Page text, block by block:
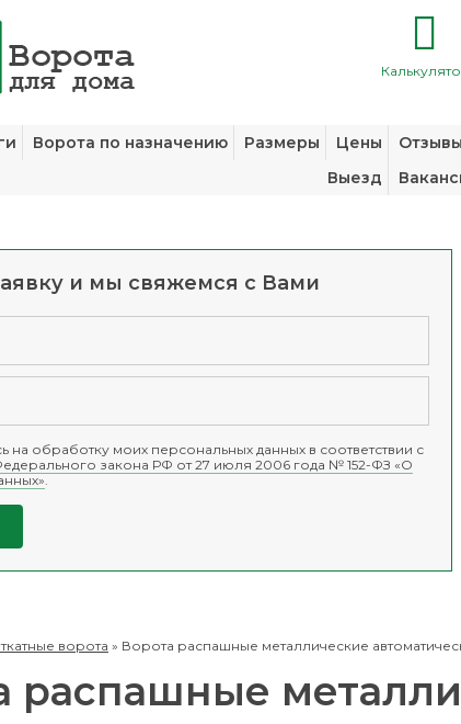
Ворота по назначению Размеры Цены Отзывы
Выезд
и мы свяжемся с Вами
на обработку моих персональных данных в соответствии с
закона РФ от 27 июля 2006 года № 152-ФЗ «О
.
ворота » Ворота распашные металлические
распашные